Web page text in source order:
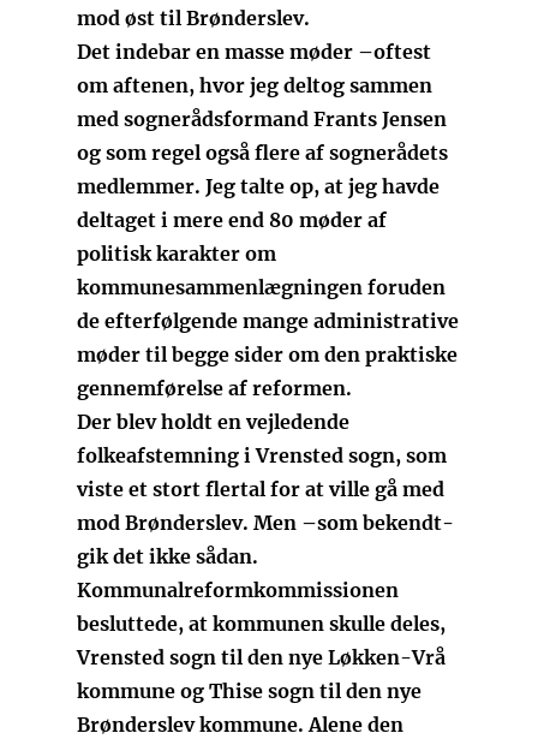
mod øst til Brønderslev.
Det indebar en masse møder –oftest
om aftenen, hvor jeg deltog sammen
med sognerådsformand Frants Jensen
og som regel også flere af sognerådets
medlemmer. Jeg talte op, at jeg havde
deltaget i mere end 80 møder af
politisk karakter om
kommunesammenlægningen foruden
de efterfølgende mange administrative
møder til begge sider om den praktiske
gennemførelse af reformen.
Der blev holdt en vejledende
folkeafstemning i Vrensted sogn, som
viste et stort flertal for at ville gå med
mod Brønderslev. Men –som bekendt-
gik det ikke sådan.
Kommunalreformkommissionen
besluttede, at kommunen skulle deles,
Vrensted sogn til den nye Løkken-Vrå
kommune og Thise sogn til den nye
Brønderslev kommune. Alene den